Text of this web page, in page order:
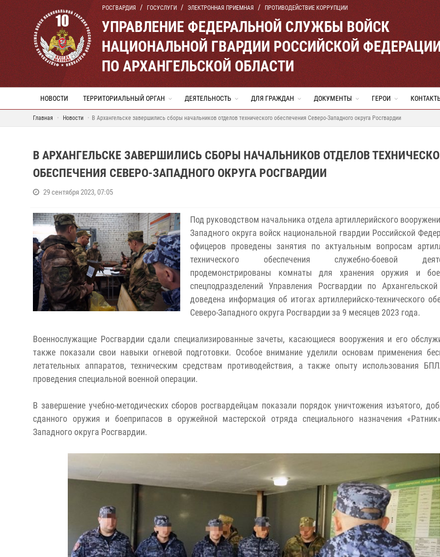
РОСГВАРДИЯ ГОСУСЛУГИ ЭЛЕКТРОННАЯ ПРИЕМНАЯ ПРОТИВОДЕЙСТВИЕ КОРРУПЦИИ
УПРАВЛЕНИЕ ФЕДЕРАЛЬНОЙ СЛУЖБЫ ВОЙСК
НАЦИОНАЛЬНОЙ ГВАРДИИ РОССИЙСКОЙ
ПО АРХАНГЕЛЬСКОЙ ОБЛАСТИ
НОВОСТИ ТЕРРИТОРИАЛЬНЫЙ ОРГАН ДЕЯТЕЛЬНОСТЬ ДЛЯ ГРАЖДАН ДОКУМЕНТЫ ГЕРОИ
Главная Новости В Архангельске завершились сборы начальников отделов технического обеспечения Северо-Западного округа Росгвардии
В АРХАНГЕЛЬСКЕ ЗАВЕРШИЛИСЬ СБОРЫ НАЧАЛЬНИКОВ ОТДЕЛОВ
ОБЕСПЕЧЕНИЯ СЕВЕРО-ЗАПАДНОГО ОКРУГА РОСГВАРДИИ
29 сентября 2023, 07:05
Под руководством начальника отдела артиллерийского
Западного округа войск национальной гвардии Российской
офицеров проведены занятия по актуальным вопросам
технического обеспечения служебно-боевой
продемонстрированы комнаты для хранения оружия и
спецподразделений Управления Росгвардии по
доведена информация об итогах артиллерийско-технического
Северо-Западного округа Росгвардии за 9 месяцев 2023 года.
Военнослужащие Росгвардии сдали специализированные зачеты, касающиеся вооружения и его
также показали свои навыки огневой подготовки. Особое внимание уделили основам применения
летательных аппаратов, техническим средствам противодействия, а также опыту использования
проведения специальной военной операции.
В завершение учебно-методических сборов росгвардейцам показали порядок уничтожения изъятого,
сданного оружия и боеприпасов в оружейной мастерской отряда специального назначения
Западного округа Росгвардии.